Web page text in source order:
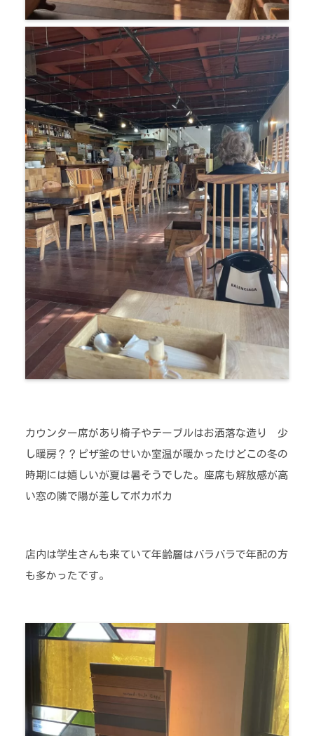
カウンター席があり椅子やテーブルはお洒落な造り 少
し暖房？？ピザ釜のせいか室温が暖かったけどこの冬の
時期には嬉しいが夏は暑そうでした。座席も解放感が高
い窓の隣で陽が差してポカポカ
店内は学生さんも来ていて年齢層はバラバラで年配の方
も多かったです。